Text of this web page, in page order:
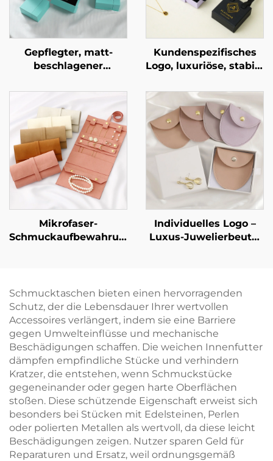
Gepflegter, matt-
beschlagener
Schubladentresor aus
geometrischem
Karton für eine
exklusive
Schmuckmarke –
avantgardistische
Identitätsverpackung
Kundenspezifisches
Logo, luxuriöse, stabile
Schubladenbox mit
exquisitem Bandgriff
als Verpackung für
Halsketten und Ringe
– markengebundene
Geschenkbox,
Großbestellung
Mikrofaser-
Schmuckaufbewahrungstasche
Ohrringe, Ringe,
Halsketten und Uhren
– Aufrolltasche
Individuelles Logo –
Luxus-Juwelierbeutel
und weichem
Mikrofaser-Futter zur
Aufbewahrung von
Halsketten, Ohrringen
und Ringen
Schmucktaschen bieten einen hervorragenden
Schutz, der die Lebensdauer Ihrer wertvollen
Accessoires verlängert, indem sie eine Barriere
gegen Umwelteinflüsse und mechanische
Beschädigungen schaffen. Die weichen Innenfutter
dämpfen empfindliche Stücke und verhindern
Kratzer, die entstehen, wenn Schmuckstücke
gegeneinander oder gegen harte Oberflächen
stoßen. Diese schützende Eigenschaft erweist sich
besonders bei Stücken mit Edelsteinen, Perlen
oder polierten Metallen als wertvoll, da diese leicht
Beschädigungen zeigen. Nutzer sparen Geld für
Reparaturen und Ersatz, weil ordnungsgemäß